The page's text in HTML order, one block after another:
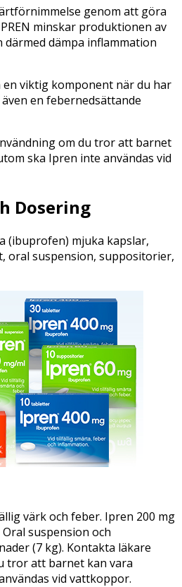
genom att göra
minskar produktionen av
dämpa inflammation
viktig komponent när du har
en febernedsättande
om du tror att barnet
ska Ipren inte användas vid
Dosering
(ibuprofen) mjuka kapslar,
oral suspension, suppositorier,
värk och feber. Ipren 200 mg
suspension och
(7 kg). Kontakta läkare
tror att barnet kan vara
vid vattkoppor.